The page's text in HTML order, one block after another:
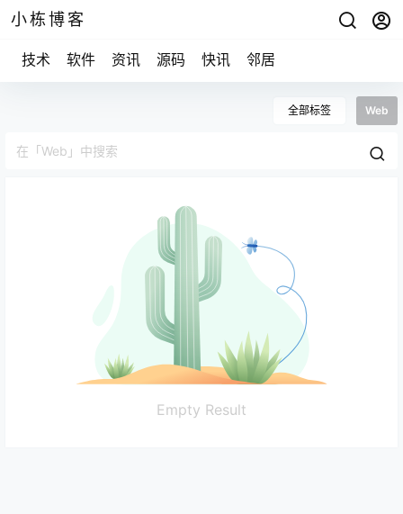
小栋博客
技术 软件 资讯 源码 快讯 邻居
全部标签 Web
Empty Result